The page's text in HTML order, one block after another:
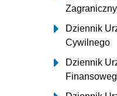
Dziennik
Cywilnego
Dziennik